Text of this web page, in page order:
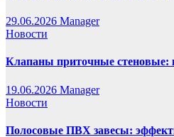
29.06.2026 Manager
Новости
Клапаны приточные стеновые:
19.06.2026 Manager
Новости
Полосовые ПВХ завесы: